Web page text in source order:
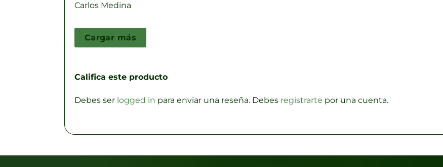
Carlos Medina
Cargar más
Califica este producto
Debes ser logged in para enviar una reseña. Debes registrarte por una cuenta.